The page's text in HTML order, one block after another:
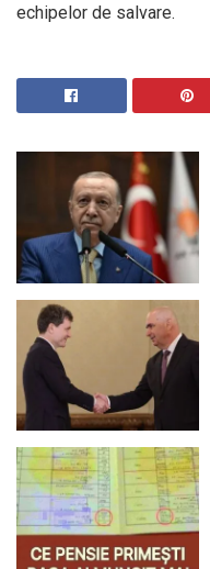
echipelor de salvare.